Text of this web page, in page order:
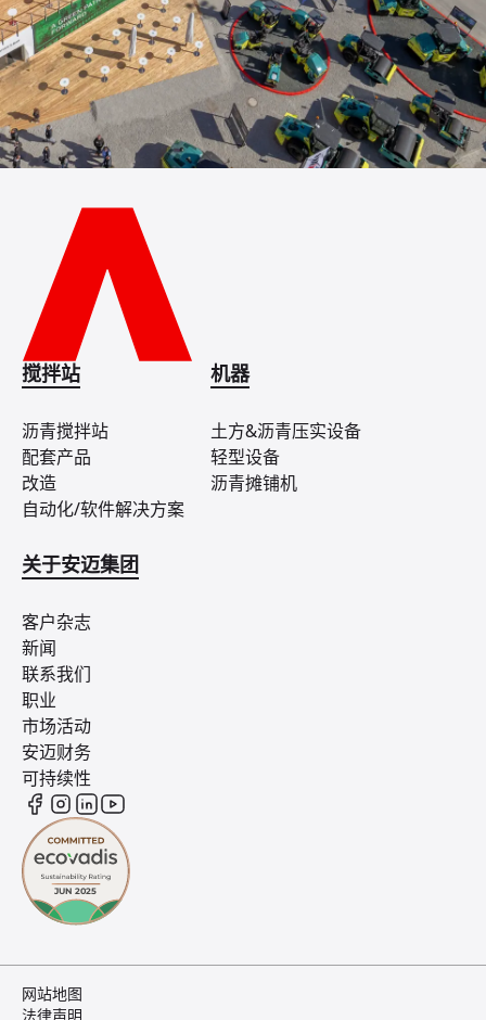
搅拌站
沥青搅拌站
配套产品
改造
自动化/软件解决方案
机器
土方&沥青压实设备
轻型设备
沥青摊铺机
关于安迈集团
客户杂志
新闻
联系我们
职业
市场活动
安迈财务
可持续性
网站地图
法律声明